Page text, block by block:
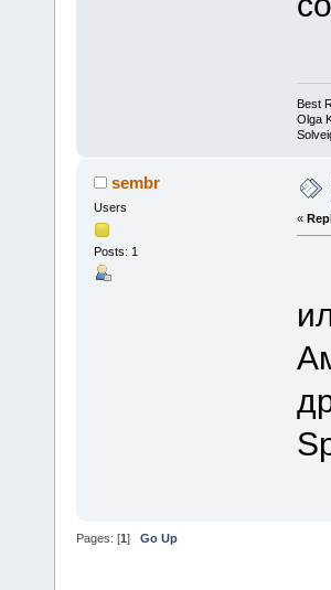
Best
Olga
sembr
Users
Posts: 1
«
Pages: [1] Go Up